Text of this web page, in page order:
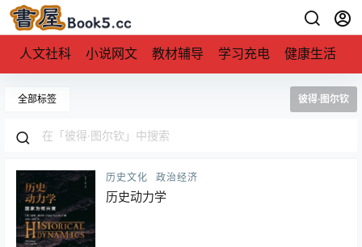
人文社科 小说网文 教材辅导 学习充电 健康生活
全部标签 彼得·图尔钦
历史文化 政治经济
历史动力学